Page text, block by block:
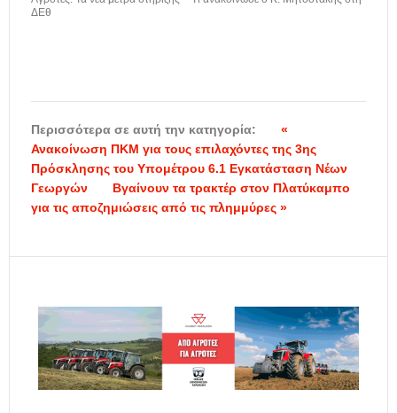
ΔΕθ
Περισσότερα σε αυτή την κατηγορία:
«
Ανακοίνωση ΠΚΜ για τους επιλαχόντες της 3ης
Πρόσκλησης του Υπομέτρου 6.1 Εγκατάσταση Νέων
Γεωργών
Βγαίνουν τα τρακτέρ στον Πλατύκαμπο
για τις αποζημιώσεις από τις πλημμύρες »